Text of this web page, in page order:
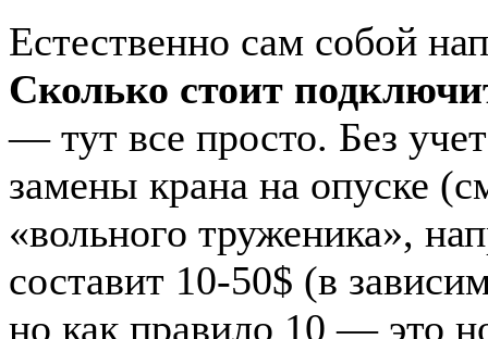
Естественно сам собой
Сколько стоит
— тут все просто. Без
замены крана на опуске
«вольного труженика»,
составит 10-50$ (в
но как правило 10 — это